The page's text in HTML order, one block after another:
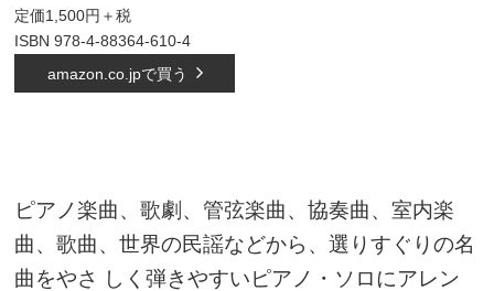
定価1,500円＋税
ISBN 978-4-88364-610-4
amazon.co.jpで買う
ピアノ楽曲、歌劇、管弦楽曲、協奏曲、室内楽
曲、歌曲、世界の民謡などから、選りすぐりの名
曲をやさ しく弾きやすいピアノ・ソロにアレン